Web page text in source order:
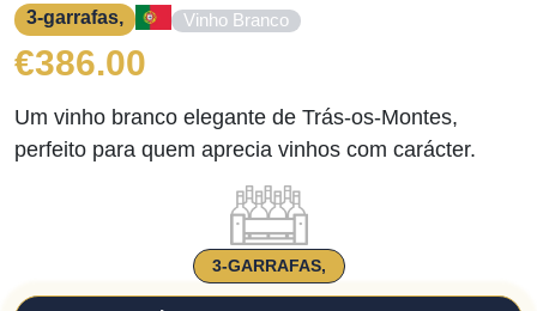
3-garrafas, Vinho Branco
€386.00
Um vinho branco elegante de Trás-os-Montes,
perfeito para quem aprecia vinhos com carácter.
3-GARRAFAS,